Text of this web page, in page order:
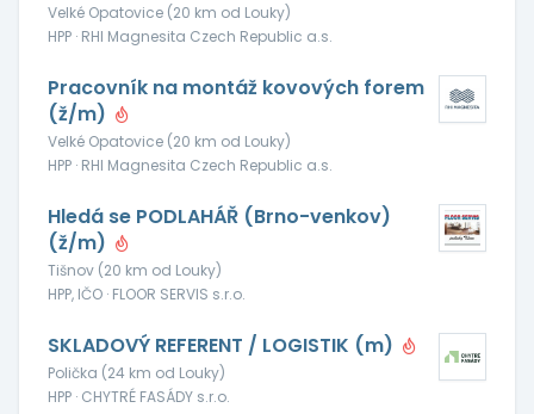
Velké Opatovice (20 km od Louky)
HPP · RHI Magnesita Czech Republic a.s.
Pracovník na montáž kovových forem
(ž/m)
Velké Opatovice (20 km od Louky)
HPP · RHI Magnesita Czech Republic a.s.
Hledá se PODLAHÁŘ (Brno-venkov)
(ž/m)
Tišnov (20 km od Louky)
HPP, IČO · FLOOR SERVIS s.r.o.
SKLADOVÝ REFERENT / LOGISTIK (m)
Polička (24 km od Louky)
HPP · CHYTRÉ FASÁDY s.r.o.